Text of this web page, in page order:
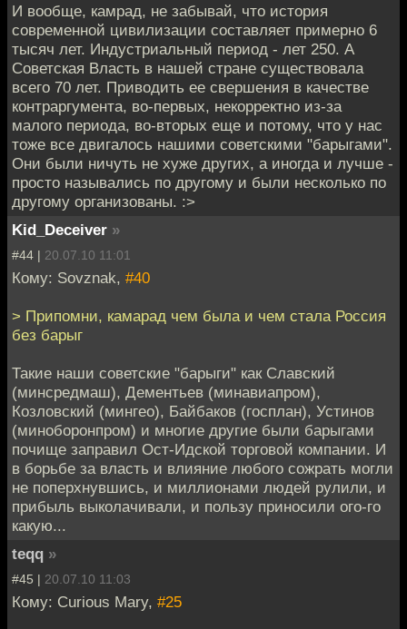
И вообще, камрад, не забывай, что история
современной цивилизации составляет примерно 6
тысяч лет. Индустриальный период - лет 250. А
Советская Власть в нашей стране существовала
всего 70 лет. Приводить ее свершения в качестве
контраргумента, во-первых, некорректно из-за
малого периода, во-вторых еще и потому, что у нас
тоже все двигалось нашими советскими "барыгами".
Они были ничуть не хуже других, а иногда и лучше -
просто назывались по другому и были несколько по
другому организованы. :>
Kid_Deceiver »
#44 | 20.07.10 11:01
Кому: Sovznak, #40
> Припомни, камарад чем была и чем стала Россия
без барыг
Такие наши советские "барыги" как Славский
(минсредмаш), Дементьев (минавиапром),
Козловский (мингео), Байбаков (госплан), Устинов
(миноборонпром) и многие другие были барыгами
почище заправил Ост-Идской торговой компании. И
в борьбе за власть и влияние любого сожрать могли
не поперхнувшись, и миллионами людей рулили, и
прибыль выколачивали, и пользу приносили ого-го
какую...
teqq »
#45 | 20.07.10 11:03
Кому: Curious Mary, #25